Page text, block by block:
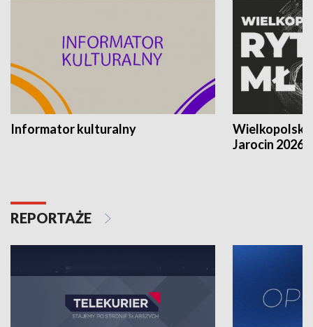
Informator kulturalny
Jarocin 2026
REPORTAŻE